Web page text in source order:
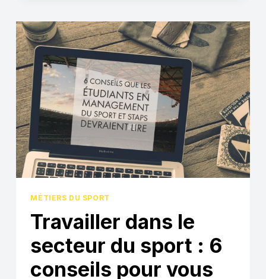
:
COMMENT
SE
CONSTRUIRE
UN
PARCOURS
DANS
LE
SPORT
SON
IMAGE
?
MÉTIERS DU SPORT
Travailler dans le
secteur du sport : 6
conseils pour vous